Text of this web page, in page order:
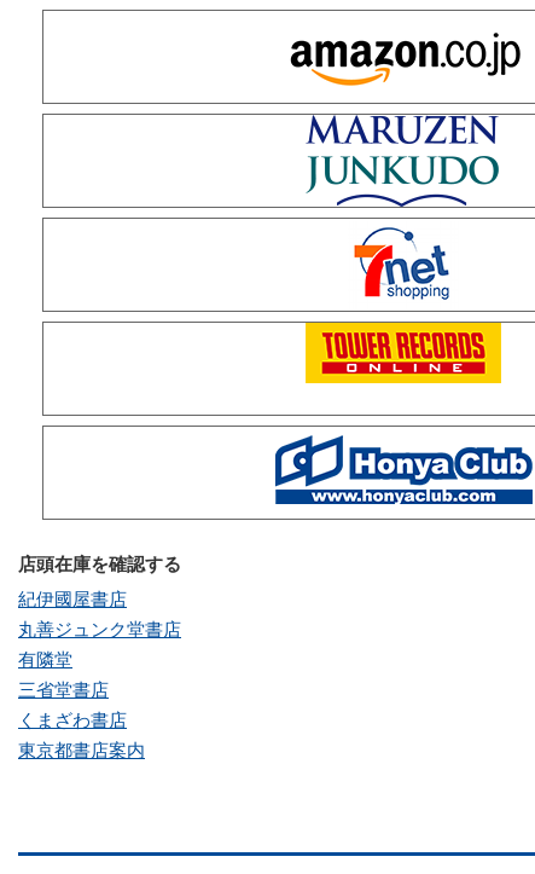
店頭在庫を確認する
紀伊國屋書店
丸善ジュンク堂書店
有隣堂
三省堂書店
くまざわ書店
東京都書店案内